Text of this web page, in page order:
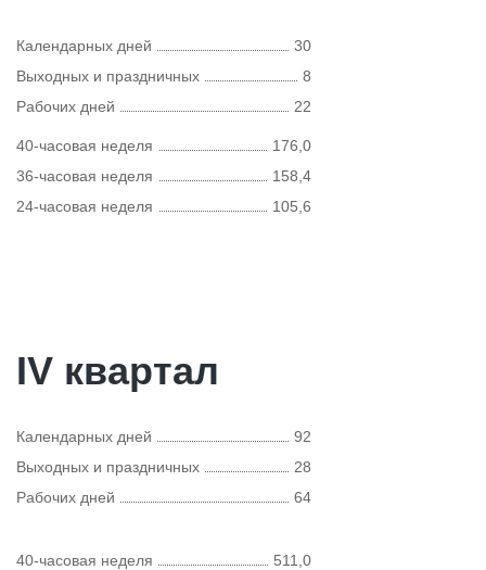
Календарных дней
30
Выходных и праздничных
8
Рабочих дней
22
40-часовая неделя
176,0
36-часовая неделя
158,4
24-часовая неделя
105,6
IV квартал
Календарных дней
92
Выходных и праздничных
28
Рабочих дней
64
40-часовая неделя
511,0